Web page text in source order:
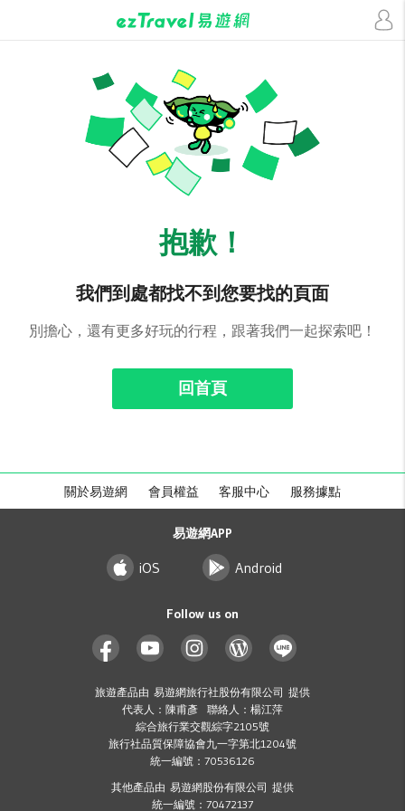
抱歉！
我們到處都找不到您要找的頁面
別擔心，還有更多好玩的行程，跟著我們一起探索吧！
回首頁
關於易遊網 會員權益 客服中心 服務據點
易遊網APP
iOS Android
Follow us on
旅遊產品由 易遊網旅行社股份有限公司 提供
代表人：陳甫彥 聯絡人：楊江萍
綜合旅行業交觀綜字2105號
旅行社品質保障協會九一字第北1204號
統一編號：70536126
其他產品由 易遊網股份有限公司 提供
統一編號：70472137